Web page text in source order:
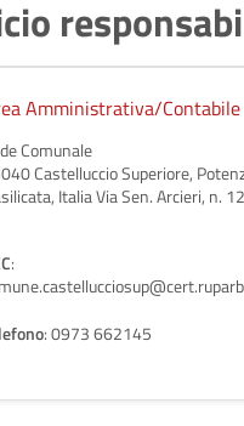
Amministrativa/Contabile
Comunale
Castelluccio Superiore,
Italia Via Sen. Arcieri, n.
:
: 0973 662145